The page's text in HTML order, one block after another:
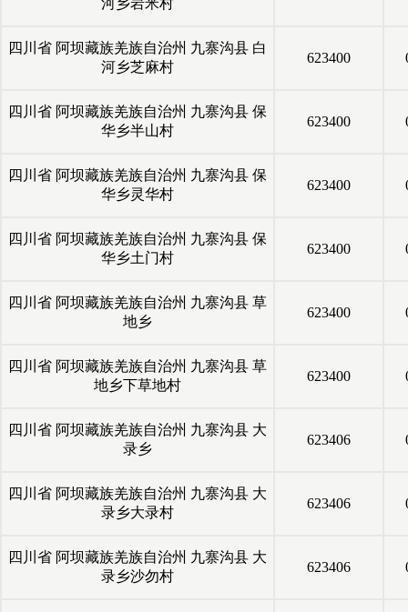
河乡岩米村
四川省 阿坝藏族羌族自治州 九寨沟县 白
河乡芝麻村
623400
四川省 阿坝藏族羌族自治州 九寨沟县 保
华乡半山村
623400
四川省 阿坝藏族羌族自治州 九寨沟县 保
华乡灵华村
623400
四川省 阿坝藏族羌族自治州 九寨沟县 保
华乡土门村
623400
四川省 阿坝藏族羌族自治州 九寨沟县 草
地乡
623400
四川省 阿坝藏族羌族自治州 九寨沟县 草
地乡下草地村
623400
四川省 阿坝藏族羌族自治州 九寨沟县 大
录乡
623406
四川省 阿坝藏族羌族自治州 九寨沟县 大
录乡大录村
623406
四川省 阿坝藏族羌族自治州 九寨沟县 大
录乡沙勿村
623406